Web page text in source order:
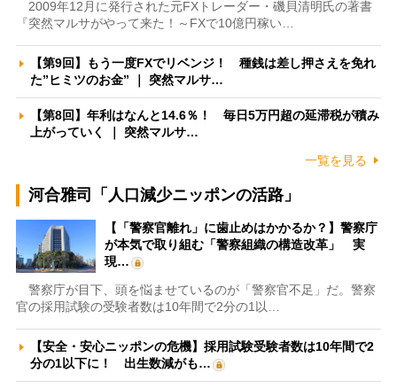
2009年12月に発行された元FXトレーダー・磯貝清明氏の著書
『突然マルサがやって来た！～FXで10億円稼い…
【第9回】もう一度FXでリベンジ！ 種銭は差し押さえを免れ
た”ヒミツのお金” ｜ 突然マルサ…
【第8回】年利はなんと14.6％！ 毎日5万円超の延滞税が積み
上がっていく ｜ 突然マルサ…
一覧を見る
河合雅司「人口減少ニッポンの活路」
【「警察官離れ」に歯止めはかかるか？】警察庁
が本気で取り組む「警察組織の構造改革」 実
現…
警察庁が目下、頭を悩ませているのが「警察官不足」だ。警察
官の採用試験の受験者数は10年間で2分の1以…
【安全・安心ニッポンの危機】採用試験受験者数は10年間で2
分の1以下に！ 出生数減がも…